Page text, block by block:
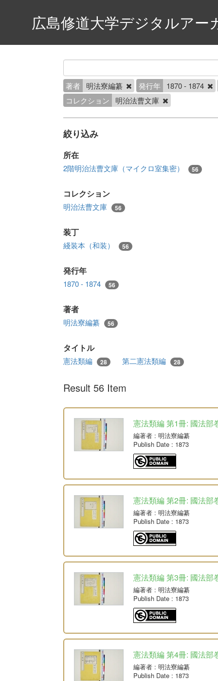
広島修道大学デジタルアー
著者 明法寮編纂 発行年
1870 - 1874
コレクション
明治法曹文庫
絞り込み
所在
2階明治法曹文庫（マイクロ室集密） 56
コレクション
明治法曹文庫 56
装丁
綫装本（和装） 56
発行年
1870 - 1874 56
著者
明法寮編纂 56
タイトル
憲法類編 28 第二憲法類編 28
Result 56 Item
憲法類編 第1冊: 國法部
編著者 : 明法寮編纂
Publish Date : 1873
憲法類編 第2冊: 國法部
編著者 : 明法寮編纂
Publish Date : 1873
憲法類編 第3冊: 國法部
編著者 : 明法寮編纂
Publish Date : 1873
憲法類編 第4冊: 國法部
編著者 : 明法寮編纂
Publish Date : 1873